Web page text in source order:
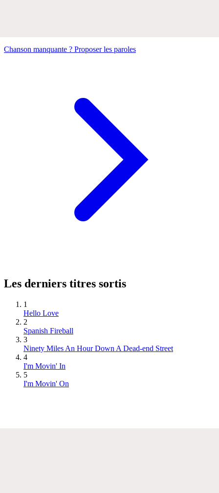
Chanson manquante ? Proposer les paroles
Les derniers titres sortis
1
Hello Love
2
Spanish Fireball
3
Ninety Miles An Hour Down A Dead-end Street
4
I'm Movin' In
5
I'm Movin' On